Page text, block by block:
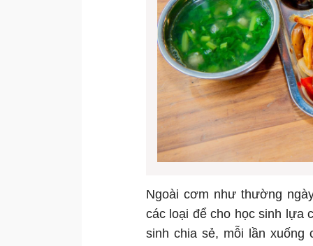
Ngoài cơm như thường
các loại để cho học sinh lựa
sinh chia sẻ, mỗi lần